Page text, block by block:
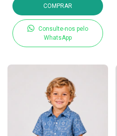
COMPRAR
Consulte-nos pelo
WhatsApp